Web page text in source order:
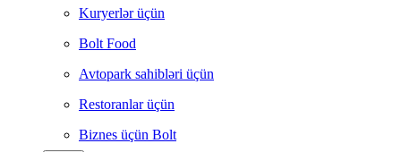
Kuryerlər üçün
Bolt Food
Avtopark sahibləri üçün
Restoranlar üçün
Biznes üçün Bolt